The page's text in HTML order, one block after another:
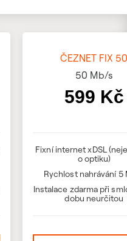
ČEZNET FIX
50 Mb/s
599 Kč
Fixní internet xDSL
o optiku)
Rychlost nahrávání 5
Instalace zdarma při
dobu neurčitou